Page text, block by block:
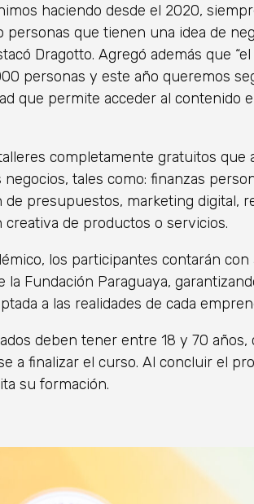
haciendo desde el 2020,
personas que tienen una idea de
Dragotto. Agregó además que
personas y este año queremos
que permite acceder al contenido
completamente gratuitos que
tales como: finanzas
de presupuestos, marketing digital,
de productos o servicios.
los participantes contarán
la Fundación Paraguaya,
a las realidades de cada
deben tener entre 18 y 70
a finalizar el curso. Al concluir el
su formación.